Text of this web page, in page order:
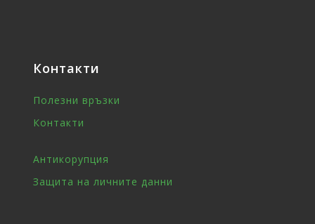
Контакти
Полезни връзки
Контакти
Антикорупция
Защита на личните данни